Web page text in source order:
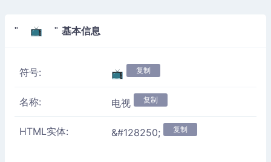
" 📺 " 基本信息
符号: 📺 复制
名称: 电视 复制
HTML实体: &#128250; 复制